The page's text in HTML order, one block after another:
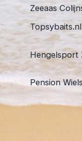
Zeeaas
Topsybaits.nl
Hengelsport
Pension